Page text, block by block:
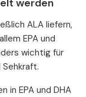
werden
ALA liefern,
EPA und
wichtig für
Sehkraft.
in EPA und DHA